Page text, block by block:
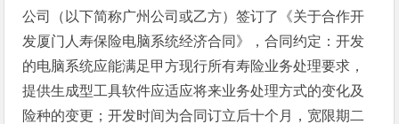
公司（以下简称广州公司或乙方）签订了《关于合作开
发厦门人寿保险电脑系统经济合同》，合同约定：开发
的电脑系统应能满足甲方现行所有寿险业务处理要求，
提供生成型工具软件应适应将来业务处理方式的变化及
险种的变更；开发时间为合同订立后十个月，宽限期二